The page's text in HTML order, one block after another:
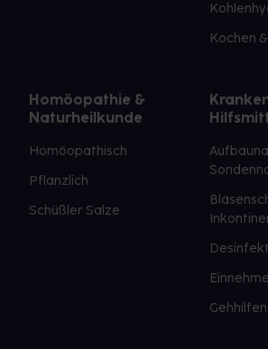
Kochen
Homöopathie &
Naturheilkunde
Homöopathisch
Pflanzlich
Schüßler Salze